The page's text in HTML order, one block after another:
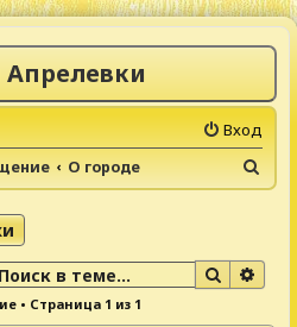
Вход
О городе
о
к
Поиск
• Страница 1 из 1